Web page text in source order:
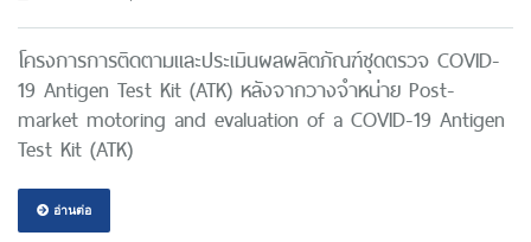
โครงการการติดตามและประเมินผลผลิตภัณฑ์ชุดตรวจ COVID-
19 Antigen Test Kit (ATK) หลังจากวางจำหน่าย Post-
market motoring and evaluation of a COVID-19 Antigen
Test Kit (ATK)
อ่านต่อ